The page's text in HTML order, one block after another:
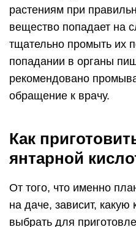
растениям при
вещество попадает на
тщательно промыть их
попадании в органы
рекомендовано
обращение к врачу.
Как
янтарной
От того, что именно
на даче, зависит,
выбрать для